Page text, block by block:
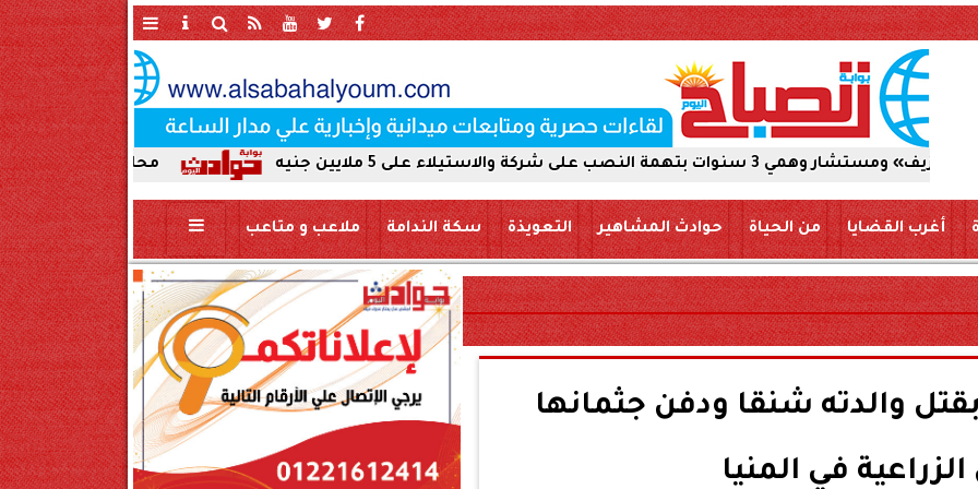
محافظ سوهاج يحيل واقعة ردم نهر شركة والاستيلاء على 5 ملايين جنيه
أغرب القضايا من الحياة حوادث المشاهير التعويذة سكة الندامة ملاعب و متاعب
والدته شنقا ودفن جثمانها
في المنيا